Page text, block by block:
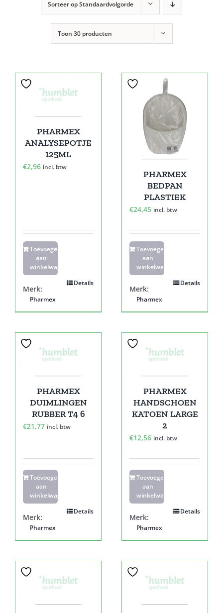
Sorteer opStandaardvolgorde
Toon 30 producten
PHARMEX
ANALYSEPOTJE
125ML
€2,96 incl. btw
Toevoegen
aan
winkelwagen
Details
Merk:
Pharmex
PHARMEX
BEDPAN
PLASTIEK
€24,45 incl. btw
Toevoegen
aan
winkelwagen
Details
Merk:
Pharmex
PHARMEX
DUIMLINGEN
RUBBER T4 6
€21,77 incl. btw
Toevoegen
aan
winkelwagen
Details
Merk:
Pharmex
PHARMEX
HANDSCHOEN
KATOEN LARGE
2
€12,56 incl. btw
Toevoegen
aan
winkelwagen
Details
Merk:
Pharmex